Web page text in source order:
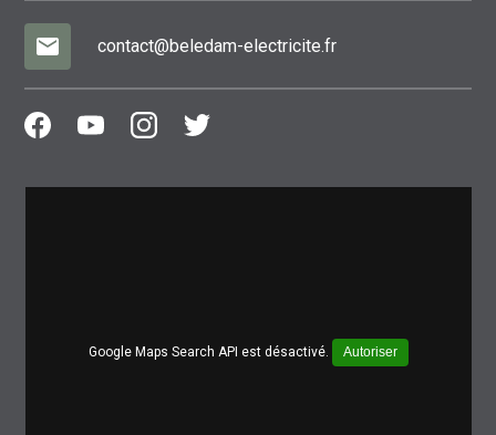
mail contact@beledam-electricite.fr
Google Maps Search API est désactivé. Autoriser